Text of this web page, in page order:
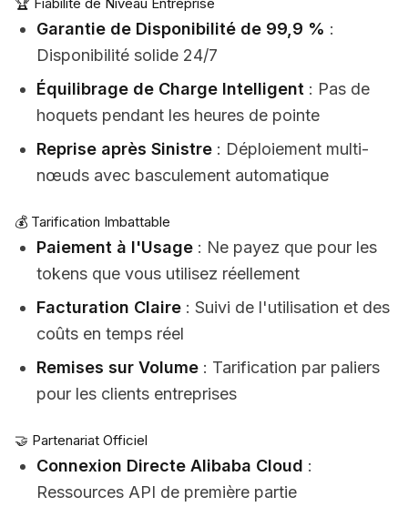
Garantie de Disponibilité de 99,9 % :
Disponibilité solide 24/7
Équilibrage de Charge Intelligent : Pas de
hoquets pendant les heures de pointe
Reprise après Sinistre : Déploiement multi-
nœuds avec basculement automatique
💰 Tarification Imbattable
Paiement à l'Usage : Ne payez que pour les
tokens que vous utilisez réellement
Facturation Claire : Suivi de l'utilisation et des
coûts en temps réel
Remises sur Volume : Tarification par paliers
pour les clients entreprises
🤝 Partenariat Officiel
Connexion Directe Alibaba Cloud :
Ressources API de première partie